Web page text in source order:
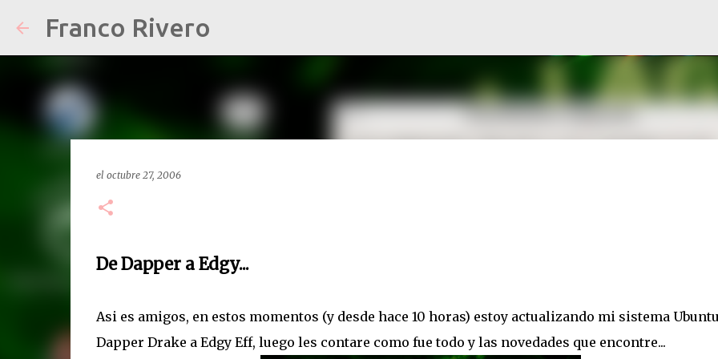
Franco Rivero
el octubre 27, 2006
De Dapper a Edgy...
Asi es amigos, en estos momentos (y desde hace 10 horas) estoy actualizando mi sistema
Dapper Drake a Edgy Eff, luego les contare como fue todo y las novedades que encontre...